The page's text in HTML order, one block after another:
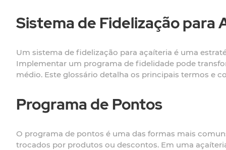
Sistema de Fidelização para
Um sistema de fidelização para açaíteria é uma
Implementar um programa de fidelidade pode
médio. Este glossário detalha os principais termos e
Programa de Pontos
O programa de pontos é uma das formas mais
trocados por produtos ou descontos. Em uma